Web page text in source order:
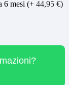
6 mesi (+ 44,95 €)